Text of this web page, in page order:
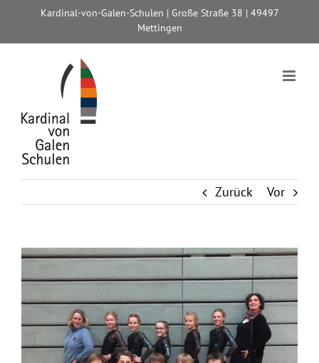
springen
Kardinal-von-Galen-Schulen | Große Straße 38 | 49497
Mettingen
Zurück Vor